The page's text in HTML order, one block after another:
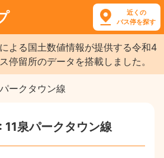
近くの
バス停を探す
よる国土数値情報が提供する令和4
停留所のデータを搭載しました。
ークタウン線
11泉パークタウン線